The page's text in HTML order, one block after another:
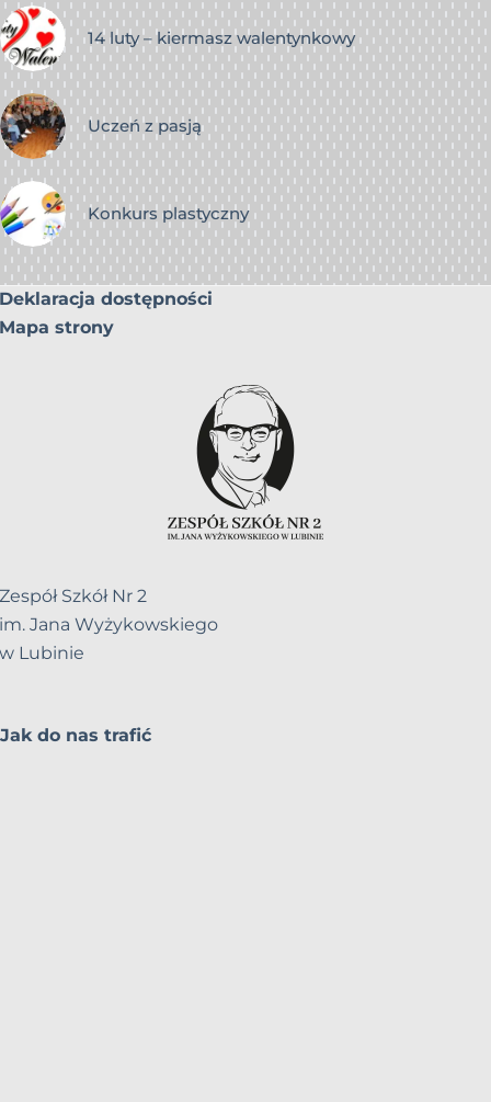
14 luty – kiermasz walentynkowy
Uczeń z pasją
Konkurs plastyczny
Deklaracja dostępności
Mapa strony
Zespół Szkół Nr 2
im. Jana Wyżykowskiego
w Lubinie
Jak do nas trafić